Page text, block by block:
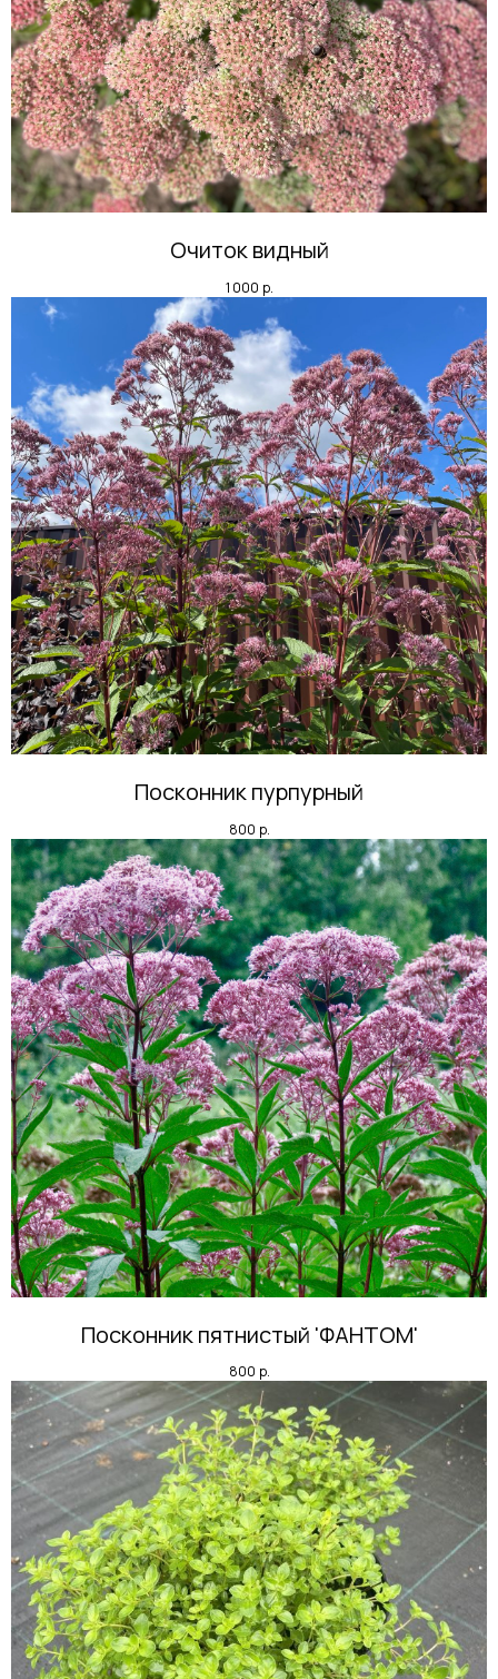
Очиток видный
1 000 р.
Посконник пурпурный
800 р.
Посконник пятнистый 'ФАНТОМ'
800 р.